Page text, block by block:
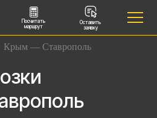
Посчитать
маршрут
Оставить
заявку
Крым — Ставрополь